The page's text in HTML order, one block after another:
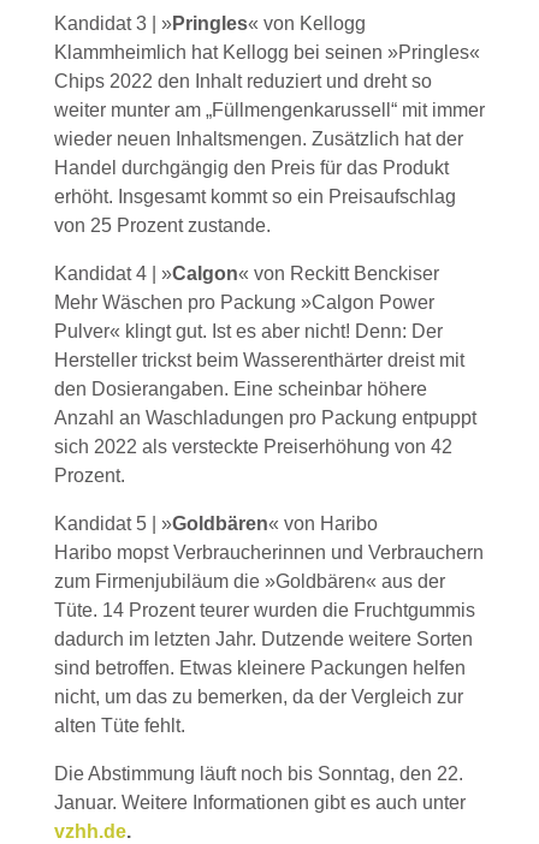
Kandidat 3 | »Pringles« von Kellogg
Klammheimlich hat Kellogg bei seinen »Pringles«
Chips 2022 den Inhalt reduziert und dreht so
weiter munter am „Füllmengenkarussell“ mit immer
wieder neuen Inhaltsmengen. Zusätzlich hat der
Handel durchgängig den Preis für das Produkt
erhöht. Insgesamt kommt so ein Preisaufschlag
von 25 Prozent zustande.
Kandidat 4 | »Calgon« von Reckitt Benckiser
Mehr Wäschen pro Packung »Calgon Power
Pulver« klingt gut. Ist es aber nicht! Denn: Der
Hersteller trickst beim Wasserenthärter dreist mit
den Dosierangaben. Eine scheinbar höhere
Anzahl an Waschladungen pro Packung entpuppt
sich 2022 als versteckte Preiserhöhung von 42
Prozent.
Kandidat 5 | »Goldbären« von Haribo
Haribo mopst Verbraucherinnen und Verbrauchern
zum Firmenjubiläum die »Goldbären« aus der
Tüte. 14 Prozent teurer wurden die Fruchtgummis
dadurch im letzten Jahr. Dutzende weitere Sorten
sind betroffen. Etwas kleinere Packungen helfen
nicht, um das zu bemerken, da der Vergleich zur
alten Tüte fehlt.
Die Abstimmung läuft noch bis Sonntag, den 22.
Januar. Weitere Informationen gibt es auch unter
vzhh.de.